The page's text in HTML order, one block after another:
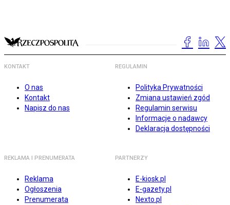
KONTAKT
O nas
Kontakt
Napisz do nas
REGULAMIN
Polityka Prywatności
Zmiana ustawień zgód
Regulamin serwisu
Informacje o nadawcy
Deklaracja dostępności
REKLAMA I PRENUMERATA
Reklama
Ogłoszenia
Prenumerata
PARTNERZY
E-kiosk.pl
E-gazety.pl
Nexto.pl